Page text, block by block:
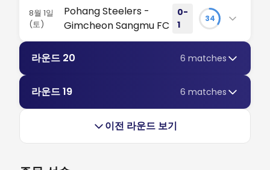
리뷰 읽기
성하다 팽팽한 상위권 다툼 속에서 터진 14분간의 골 폭풍은
이 경기가 왜 축구 팬들의 가슴을 뛰게 만드는지 완벽하게 증
명했습니다. 폭풍 전야의 팽팽한 기싸움 울산문수축구경기장
에서 펼쳐진 이 경기의 전반전은 탐색전의 연속이었습니다. 원
정팀 FC 안양 은 52%로 점유율을 근소하게 가져가며 경기를
차분히 운영했습니다. 두...
춘천을 침묵에 빠뜨린 부천의 치명적인 역습 67%의 점유율을
치였습니다. 흔들린 강원의 초반 춘천송암 스타디움의 공기는
예상과 다르게 흘렀습니다. 강원 FC 는 특유의 점유율 축구로
경기를 지배하려 했지만, 파이널 서드에서의 날카로움이 부족
했습니다. 반면 잔류 싸움에 사활을 건 부천 FC 1995 는 높은
격렬함...
를 굳힌 FC 서울의 완벽한 수비 전술입니다. 9점 차 선
두 자리는 여전히 견고합니다. #K리그1 #FC서울 #우
승경쟁
전술적 교착 상태에 빠진 선두권 맞대결 미리 보는 결승전으로
기대를 모았던 1, 2위 맞대결은 결국 원정팀의 선두 체제만 굳
혀주는 전술적 촌극으로 막을 내렸습니다. 전반전 양상 전주월
드컵경기장을 가득 채운 뜨거운 기대감과 달리, 피치 위에서
펼쳐진 초반 양상은 다소 실망스러웠습니다. K리그1 최고의 빅
매치이자 엄청난 중요도 를 띤 이번 맞대결은 시작부터 지나치
8월 1일
(토)
Pohang Steelers -
Gimcheon Sangmu FC
0-
1
34
포항 스틸야드에서 충격적인 결과가 나왔습니다. 전광
판은 1-0을 가리키지만, 진짜 이야기는 단 한 번의 퇴장
이 어떻게 팀의 생존 경쟁을 완벽히 망가뜨렸는지에 있
습니다. #K리그1 #김천상무 #포항스틸러스
스틸야드를 덮친 퇴장 악몽, 김천 상무의 짜릿한 한 방 치열한
강등권 잔류 싸움에서 퇴장 변수가 낳은 나비효과가 얼마나 치
명적인 결과를 초래하는지 적나라하게 보여준 90분이었습니
라운드 20 6 matches
라운드 19 6 matches
이전 라운드 보기